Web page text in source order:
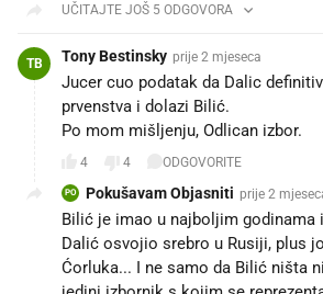
UČITAJTE JOŠ 5 ODGOVORA
TB Tony Bestinsky prije 2 mjeseca
Jucer cuo podatak da Dalic
prvenstva i dolazi Bilić.
Po mom mišljenju, Odlican izbor.
4 4 ODGOVORITE
PO Pokušavam Objasniti prije 2
Bilić je imao u najboljim godinama
Dalić osvojio srebro u Rusiji, plus
Ćorluka... I ne samo da Bilić ništa